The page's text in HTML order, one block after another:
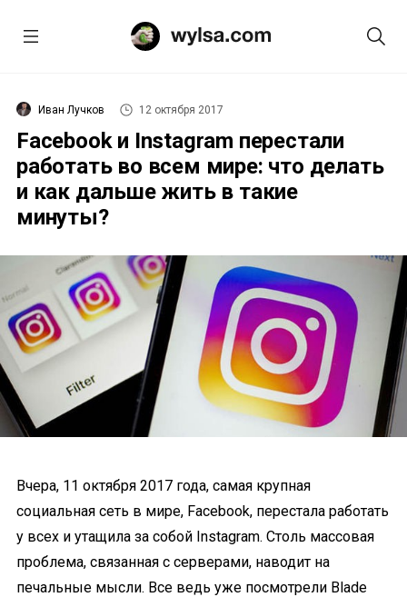
Иван Лучков 12 октября 2017
Facebook и Instagram перестали
работать во всем мире: что делать
и как дальше жить в такие
минуты?
Вчера, 11 октября 2017 года, самая крупная
социальная сеть в мире, Facebook, перестала работать
у всех и утащила за собой Instagram. Столь массовая
проблема, связанная с серверами, наводит на
печальные мысли. Все ведь уже посмотрели Blade